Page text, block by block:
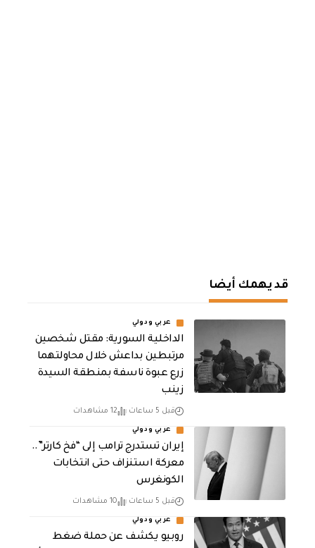
قد يهمك أيضا
عربي ودولي
الداخلية السورية: مقتل شخصين
مرتبطين بداعش خلال محاولتهما
زرع عبوة ناسفة بمنطقة السيدة
زينب
قبل 5 ساعات 12 مشاهدات
عربي ودولي
إيران تستدرج ترامب إلى “فخ كارتر”..
معركة استنزاف حتى انتخابات
الكونغرس
قبل 5 ساعات 10 مشاهدات
عربي ودولي
روبيو يكشف عن حملة ضغط